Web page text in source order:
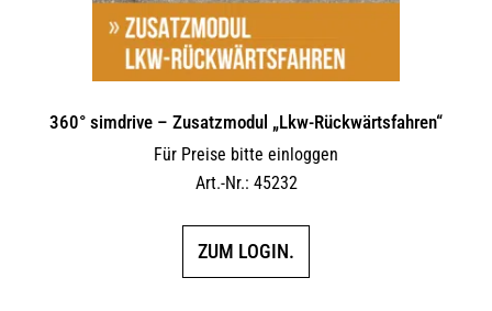
360° simdrive – Zusatzmodul „Lkw-Rückwärtsfahren“
Für Preise bitte einloggen
Art.-Nr.: 45232
ZUM LOGIN.